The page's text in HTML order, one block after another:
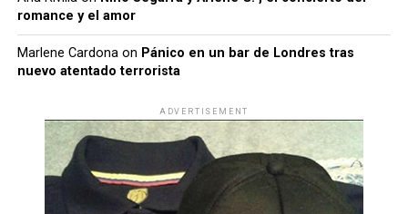
romance y el amor
Marlene Cardonaon Pánico en un bar de Londres tras
nuevo atentado terrorista
ADVERTISEMENT